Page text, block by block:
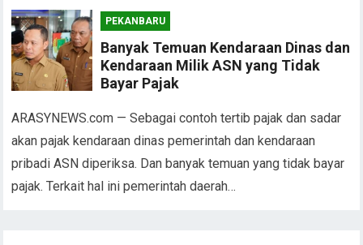
PEKANBARU
Banyak Temuan Kendaraan Dinas dan
Kendaraan Milik ASN yang Tidak
Bayar Pajak
ARASYNEWS.com — Sebagai contoh tertib pajak dan sadar
akan pajak kendaraan dinas pemerintah dan kendaraan
pribadi ASN diperiksa. Dan banyak temuan yang tidak bayar
pajak. Terkait hal ini pemerintah daerah…